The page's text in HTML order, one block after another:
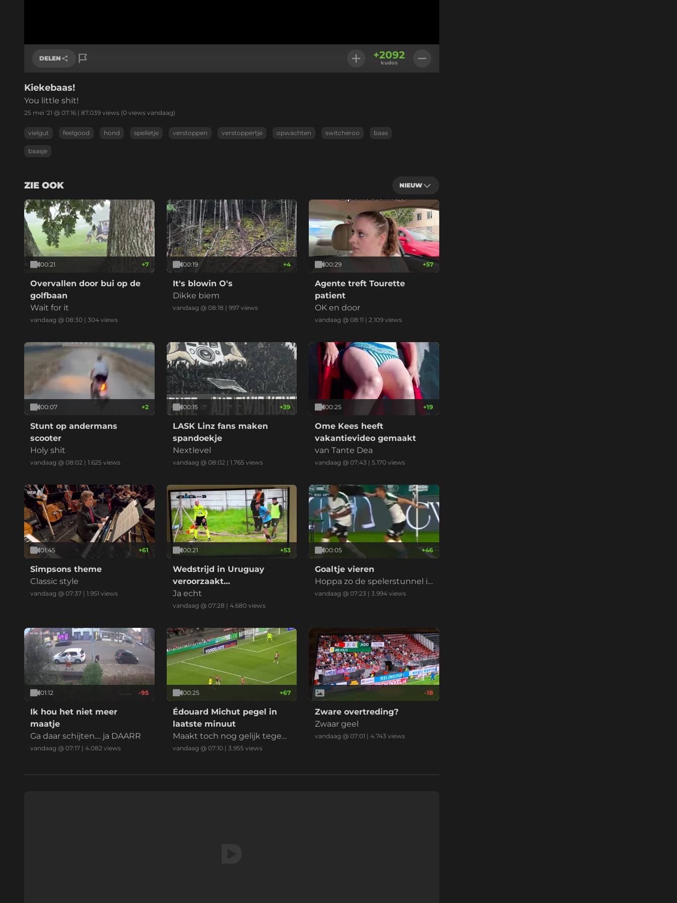
DELEN
Link kopiëren
+2092
kudos
Kiekebaas!
You little shit!
25 mei '21 @ 07:16 | 87.039 views (0 views vandaag)
vielgut feelgood hond spelletje verstoppen verstoppertje opwachten switcheroo baas
baasje
ZIE OOK NIEUW
00:21 +7
Overvallen door bui op de
golfbaan
Wait for it
vandaag @ 08:30 | 304 views
00:19 +4
It's blowin O's
Dikke biem
vandaag @ 08:18 | 997views
00:29 +57
Agente treft Tourette
patient
OK en door
vandaag @ 08:11 |2.109 views
00:07 +2
Stunt op andermans
scooter
Holy shit
vandaag @ 08:02 | 1.625 views
00:15 +39
LASK Linz fans maken
spandoekje
Nextlevel
vandaag @ 08:02| 1.765views
00:25 +19
Ome Kees heeft
vakantievideo gemaakt
van Tante Dea
vandaag @ 07:43 |5.170 views
01:45 +61
Simpsons theme
Classic style
vandaag @ 07:37 | 1.951 views
00:21 +53
Wedstrijd in Uruguay
veroorzaakt
verkeersongeluk
Ja echt
vandaag @ 07:28 | 4.680views
00:05 +46
Goaltje vieren
Hoppa zo de spelerstunnel i
n. Goal werd afgekeurd. Spel
vandaag @ 07:23 |3.994 views
01:12 -95
Ik hou het niet meer
maatje
Ga daar schijten.... ja DAARR
vandaag @ 07:17 | 4.082 views
00:25 +67
Édouard Michut pegel in
laatste minuut
Maakt toch nog gelijk tegen
PSV
vandaag @ 07:10| 3.955views
-18
Zware overtreding?
Zwaar geel
vandaag @ 07:01 |4.743 views